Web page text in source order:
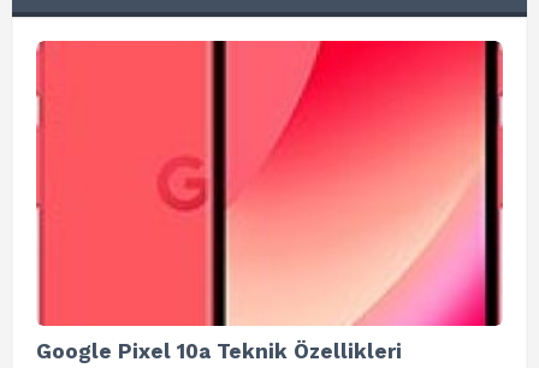
Google Pixel 10a Teknik Özellikleri